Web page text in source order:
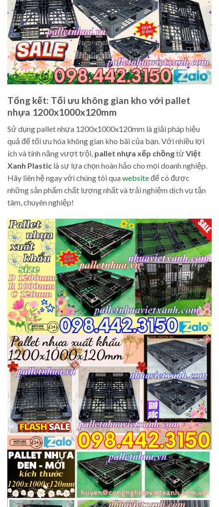
Tổng kết: Tối ưu không gian kho với pallet
nhựa 1200x1000x120mm
Sử dụng pallet nhựa 1200x1000x120mm là giải pháp hiệu
quả để tối ưu hóa không gian kho bãi của bạn. Với nhiều lợi
ích và tính năng vượt trội, pallet nhựa xếp chồngtừViệt
Xanh Plastic là sự lựa chọn hoàn hảo cho mọi doanh nghiệp.
Hãy liên hệ ngay với chúng tôi quawebsiteđể có được
những sản phẩm chất lượng nhất và trải nghiệm dịch vụ tận
tâm, chuyên nghiệp!